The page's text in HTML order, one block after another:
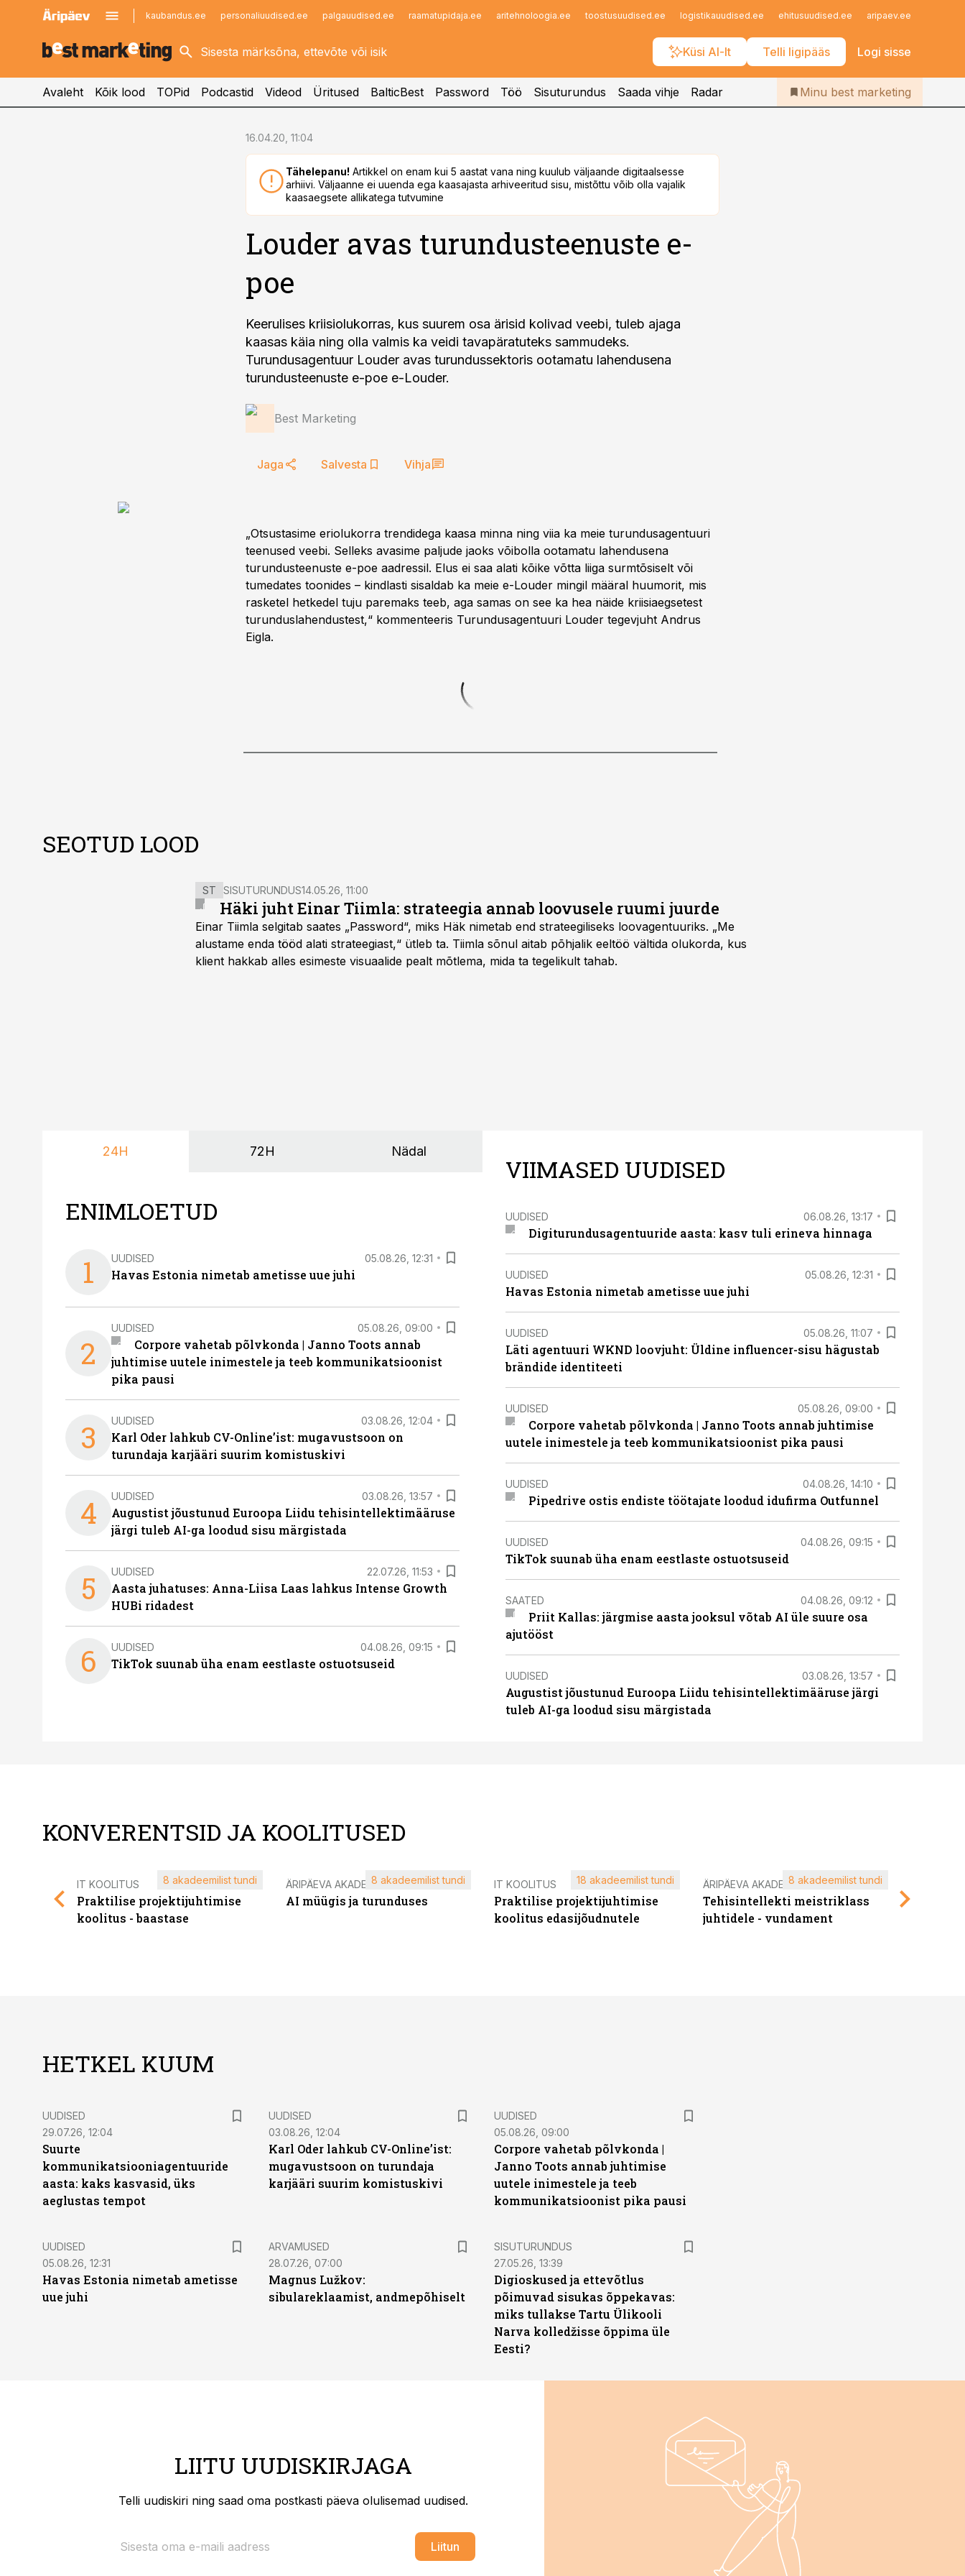
kaubandus.ee personaliuudised.ee palgauudised.ee raamatupidaja.ee aritehnoloogia.ee toostusuudised.ee logistikauudised.ee ehitusuudised.ee aripaev.ee
Küsi AI-lt Telli ligipääs Logi sisse
kinnisvarauudised.ee
logistikauudised.ee
imelineajalugu.ee
Infopank
Iseteenindus
Telli Bestmarketing
Avaleht Kõik lood TOPid Podcastid Videod Üritused BalticBest Password Töö Sisuturundus Saada vihje Radar Minu best marketing
16.04.20, 11:04
Tähelepanu! Artikkel on enam kui 5 aastat vana ning kuulub väljaande digitaalsesse
arhiivi. Väljaanne ei uuenda ega kaasajasta arhiveeritud sisu, mistõttu võib olla vajalik
kaasaegsete allikatega tutvumine
Louder avas turundusteenuste e-
poe
Keerulises kriisiolukorras, kus suurem osa ärisid kolivad veebi, tuleb ajaga
kaasas käia ning olla valmis ka veidi tavapäratuteks sammudeks.
Turundusagentuur Louder avas turundussektoris ootamatu lahendusena
turundusteenuste e-poe e-Louder.
Best Marketing
Jaga Salvesta Vihja
„Otsustasime eriolukorra trendidega kaasa minna ning viia ka meie turundusagentuuri
teenused veebi. Selleks avasime paljude jaoks võibolla ootamatu lahendusena
turundusteenuste e-poe aadressil. Elus ei saa alati kõike võtta liiga surmtõsiselt või
tumedates toonides – kindlasti sisaldab ka meie e-Louder mingil määral huumorit, mis
rasketel hetkedel tuju paremaks teeb, aga samas on see ka hea näide kriisiaegsetest
turunduslahendustest,“ kommenteeris Turundusagentuuri Louder tegevjuht Andrus
Eigla.
SEOTUD LOOD
ST SISUTURUNDUS14.05.26, 11:00
Häki juht Einar Tiimla: strateegia annab loovusele ruumi juurde
Einar Tiimla selgitab saates „Password“, miks Häk nimetab end strateegiliseks loovagentuuriks. „Me
alustame enda tööd alati strateegiast,“ ütleb ta. Tiimla sõnul aitab põhjalik eeltöö vältida olukorda, kus
klient hakkab alles esimeste visuaalide pealt mõtlema, mida ta tegelikult tahab.
24H 72H Nädal
ENIMLOETUD
1 UUDISED 05.08.26, 12:31
Havas Estonia nimetab ametisse uue juhi
2
UUDISED 05.08.26, 09:00
Corpore vahetab põlvkonda | Janno Toots annab
juhtimise uutele inimestele ja teeb kommunikatsioonist
pika pausi
3 UUDISED 03.08.26, 12:04
Karl Oder lahkub CV-Online’ist: mugavustsoon on
turundaja karjääri suurim komistuskivi
4 UUDISED 03.08.26, 13:57
Augustist jõustunud Euroopa Liidu tehisintellektimääruse
järgi tuleb AI-ga loodud sisu märgistada
5 UUDISED 22.07.26, 11:53
Aasta juhatuses: Anna-Liisa Laas lahkus Intense Growth
HUBi ridadest
6 UUDISED 04.08.26, 09:15
TikTok suunab üha enam eestlaste ostuotsuseid
VIIMASED UUDISED
UUDISED 06.08.26, 13:17
Digiturundusagentuuride aasta: kasv tuli erineva hinnaga
UUDISED 05.08.26, 12:31
Havas Estonia nimetab ametisse uue juhi
UUDISED 05.08.26, 11:07
Läti agentuuri WKND loovjuht: Üldine influencer-sisu hägustab
brändide identiteeti
UUDISED 05.08.26, 09:00
Corpore vahetab põlvkonda | Janno Toots annab juhtimise
uutele inimestele ja teeb kommunikatsioonist pika pausi
UUDISED 04.08.26, 14:10
Pipedrive ostis endiste töötajate loodud idufirma Outfunnel
UUDISED 04.08.26, 09:15
TikTok suunab üha enam eestlaste ostuotsuseid
SAATED 04.08.26, 09:12
Priit Kallas: järgmise aasta jooksul võtab AI üle suure osa
ajutööst
UUDISED 03.08.26, 13:57
Augustist jõustunud Euroopa Liidu tehisintellektimääruse järgi
tuleb AI-ga loodud sisu märgistada
KONVERENTSID JA KOOLITUSED
IT KOOLITUS
Praktilise projektijuhtimise
koolitus - baastase
8 akadeemilist tundi ÄRIPÄEVA AKADEEMIA
AI müügis ja turunduses
8 akadeemilist tundi IT KOOLITUS
Praktilise projektijuhtimise
koolitus edasijõudnutele
18 akadeemilist tundi ÄRIPÄEVA AKADEEMIA
Tehisintellekti meistriklass
juhtidele - vundament
8 akadeemilist tundi
HETKEL KUUM
UUDISED
29.07.26, 12:04
Suurte
kommunikatsiooniagentuuride
aasta: kaks kasvasid, üks
aeglustas tempot
UUDISED
03.08.26, 12:04
Karl Oder lahkub CV-Online’ist:
mugavustsoon on turundaja
karjääri suurim komistuskivi
UUDISED
05.08.26, 09:00
Corpore vahetab põlvkonda |
Janno Toots annab juhtimise
uutele inimestele ja teeb
kommunikatsioonist pika pausi
UUDISED
05.08.26, 12:31
Havas Estonia nimetab ametisse
uue juhi
ARVAMUSED
28.07.26, 07:00
Magnus Lužkov:
sibulareklaamist, andmepõhiselt
ST
SISUTURUNDUS
27.05.26, 13:39
Digioskused ja ettevõtlus
põimuvad sisukas õppekavas:
miks tullakse Tartu Ülikooli
Narva kolledžisse õppima üle
Eesti?
LIITU UUDISKIRJAGA
Telli uudiskiri ning saad oma postkasti päeva olulisemad uudised.
Liitun